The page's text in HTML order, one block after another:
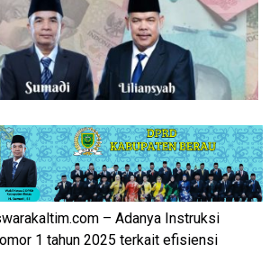
– Adanya Instruksi
1 tahun 2025 terkait efisiensi